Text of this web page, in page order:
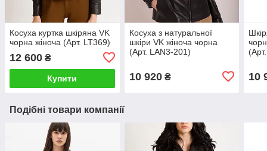
Косуха куртка шкіряна VK
чорна жіноча (Арт. LT369)
12 600 ₴
Купити
Косуха з натуральної
шкіри VK жіноча чорна
(Арт. LAN3-201)
10 920₴ 10
Подібні товари компанії